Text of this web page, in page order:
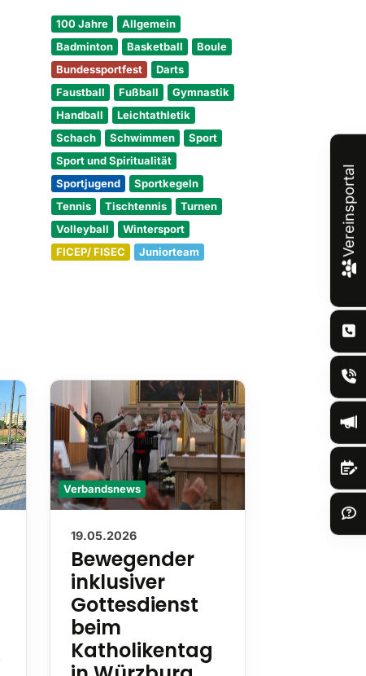
100 Jahre
Allgemein
Badminton
Basketball
Boule
Bundessportfest
Darts
Faustball
Fußball
Gymnastik
Handball
Leichtathletik
Schach
Schwimmen
Sport
Sport und Spiritualität
Sportjugend
Sportkegeln
Tennis
Tischtennis
Turnen
Volleyball
Wintersport
FICEP/ FISEC
Juniorteam
Verbandsnews
19.05.2026
Bewegender
inklusiver
Gottesdienst
beim
Katholikentag
Verbandsnews
13.05.2026
Vereinsportal